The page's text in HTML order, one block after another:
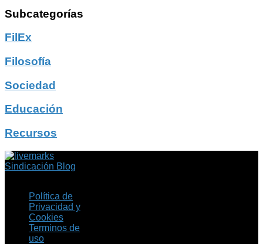
Subcategorías
FilEx
Filosofía
Sociedad
Educación
Recursos
Sindicación Blog
Política de
Privacidad y
Cookies
Terminos de
uso